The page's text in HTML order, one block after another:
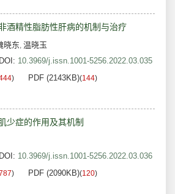
酒精性脂肪性肝病的机制与治疗
晓东, 温晓玉
DOI: 10.3969/j.issn.1001-5256.2022.03.035
) PDF (2143KB)(144)
少症的作用及其机制
DOI: 10.3969/j.issn.1001-5256.2022.03.036
) PDF (2090KB)(120)